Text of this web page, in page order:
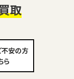
取
不安の方
ら